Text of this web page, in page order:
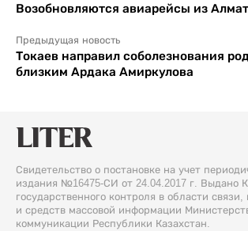
Возобновляются авиарейсы из
Предыдущая новость
Токаев направил соболезнования
близким Ардака Амиркулова
Свидетельство о постановке на учет
издания №16475-СИ от 24.04.2017 г. Выдано
государственного контроля в области
и средств массовой информации
коммуникации Республики Казахстан.